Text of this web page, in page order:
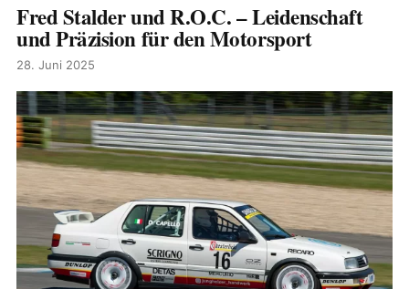
Fred Stalder und R.O.C. – Leidenschaft
und Präzision für den Motorsport
28. Juni 2025